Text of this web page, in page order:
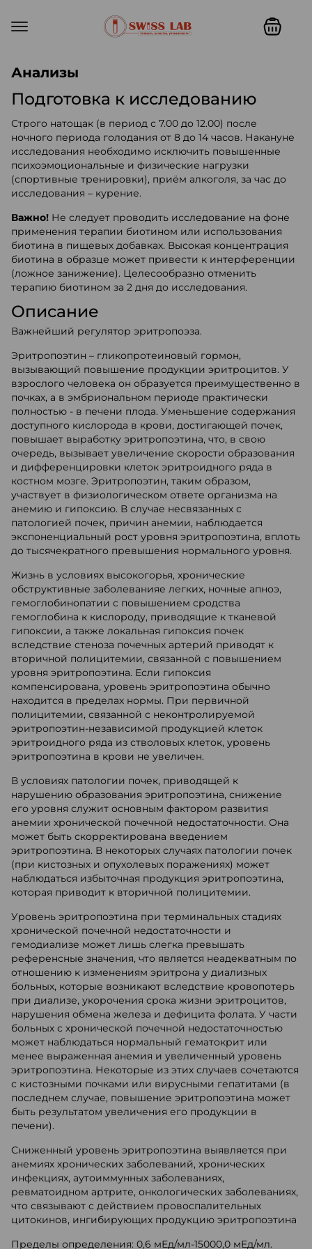
Анализы
Подготовка к исследованию
Строго натощак (в период с 7.00 до 12.00) после
ночного периода голодания от 8 до 14 часов. Накануне
исследования необходимо исключить повышенные
психоэмоциональные и физические нагрузки
(спортивные тренировки), приём алкоголя, за час до
исследования – курение.
Важно! Не следует проводить исследование на фоне
применения терапии биотином или использования
биотина в пищевых добавках. Высокая концентрация
биотина в образце может привести к интерференции
(ложное занижение). Целесообразно отменить
терапию биотином за 2 дня до исследования.
Описание
Важнейший регулятор эритропоэза.
Эритропоэтин – гликопротеиновый гормон,
вызывающий повышение продукции эритроцитов. У
взрослого человека он образуется преимущественно в
почках, а в эмбриональном периоде практически
полностью - в печени плода. Уменьшение содержания
доступного кислорода в крови, достигающей почек,
повышает выработку эритропоэтина, что, в свою
очередь, вызывает увеличение скорости образования
и дифференцировки клеток эритроидного ряда в
костном мозге. Эритропоэтин, таким образом,
участвует в физиологическом ответе организма на
анемию и гипоксию. В случае несвязанных с
патологией почек, причин анемии, наблюдается
экспоненциальный рост уровня эритропоэтина, вплоть
до тысячекратного превышения нормального уровня.
Жизнь в условиях высокогорья, хронические
обструктивные заболеванияе легких, ночные апноэ,
гемоглобинопатии с повышением сродства
гемоглобина к кислороду, приводящие к тканевой
гипоксии, а также локальная гипоксия почек
вследствие стеноза почечных артерий приводят к
вторичной полицитемии, связанной с повышением
уровня эритропоэтина. Если гипоксия
компенсирована, уровень эритропоэтина обычно
находится в пределах нормы. При первичной
полицитемии, связанной с неконтролируемой
эритропоэтин-независимой продукцией клеток
эритроидного ряда из стволовых клеток, уровень
эритропоэтина в крови не увеличен.
В условиях патологии почек, приводящей к
нарушению образования эритропоэтина, снижение
его уровня служит основным фактором развития
анемии хронической почечной недостаточности. Она
может быть скорректирована введением
эритропоэтина. В некоторых случаях патологии почек
(при кистозных и опухолевых поражениях) может
наблюдаться избыточная продукция эритропоэтина,
которая приводит к вторичной полицитемии.
Уровень эритропоэтина при терминальных стадиях
хронической почечной недостаточности и
гемодиализе может лишь слегка превышать
референсные значения, что является неадекватным по
отношению к изменениям эритрона у диализных
больных, которые возникают вследствие кровопотерь
при диализе, укорочения срока жизни эритроцитов,
нарушения обмена железа и дефицита фолата. У части
больных с хронической почечной недостаточностью
может наблюдаться нормальный гематокрит или
менее выраженная анемия и увеличенный уровень
эритропоэтина. Некоторые из этих случаев сочетаются
с кистозными почками или вирусными гепатитами (в
последнем случае, повышение эритропоэтина может
быть результатом увеличения его продукции в
печени).
Сниженный уровень эритропоэтина выявляется при
анемиях хронических заболеваний, хронических
инфекциях, аутоиммунных заболеваниях,
ревматоидном артрите, онкологических заболеваниях,
что связывают с действием провоспалительных
цитокинов, ингибирующих продукцию эритропоэтина
Пределы определения: 0,6 мЕд/мл-15000,0 мЕд/мл.